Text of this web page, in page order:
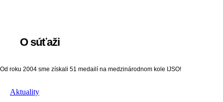
O súťaži
Od roku 2004 sme získali 51 medailí na medzinárodnom kole IJSO!
Aktuality